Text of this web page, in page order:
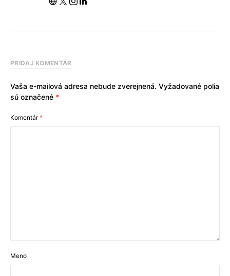
PRIDAJ KOMENTÁR
Vaša e-mailová adresa nebude zverejnená. Vyžadované polia
sú označené *
Komentár*
Meno